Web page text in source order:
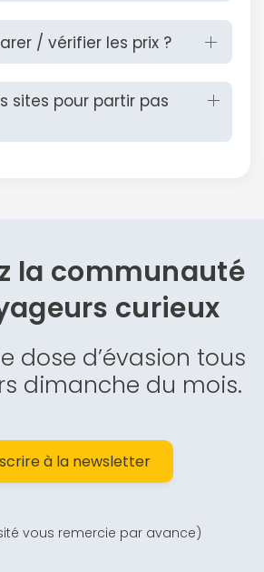
/ vérifier les prix ?
sites pour partir pas
la communauté
curieux
dose d’évasion tous
dimanche du mois.
à la newsletter
vous remercie par avance)